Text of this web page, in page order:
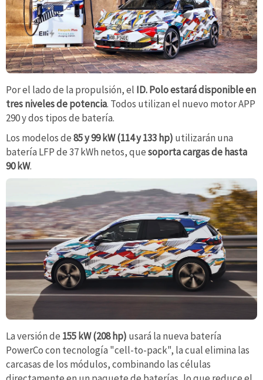
Por el lado de la propulsión, el ID. Polo estará disponible en
tres niveles de potencia. Todos utilizan el nuevo motor APP
290 y dos tipos de batería.
Los modelos de85 y 99 kW (114 y 133 hp) utilizarán una
batería LFP de 37 kWh netos, quesoporta cargas de hasta
90 kW.
La versión de 155 kW (208 hp) usará la nueva batería
PowerCo con tecnología "cell-to-pack", la cual elimina las
carcasas de los módulos, combinando las células